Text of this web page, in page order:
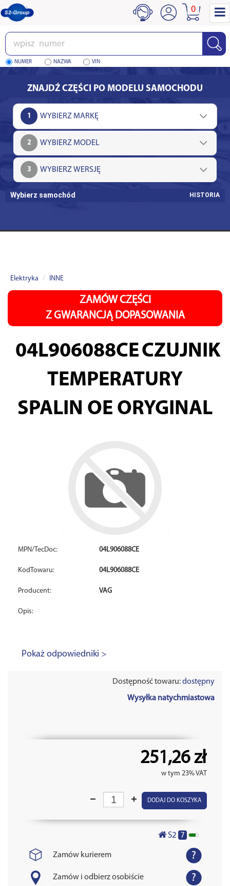
Wpisz
numer
NUMER NAZWA VIN
0
ZNAJDŹ CZĘŚCI PO MODELU SAMOCHODU
1
2
3
Wybierz samochód HISTORIA
Elektryka INNE
ZAMÓW CZĘŚCI
Z GWARANCJĄ DOPASOWANIA
04L906088CECZUJNIK
TEMPERATURY
SPALIN OE ORYGINAL
MPN/TecDoc: 04L906088CE
KodTowaru: 04L906088CE
Producent: VAG
Opis:
Pokaż odpowiedniki >
Dostępność towaru:dostępny
Wysyłka natychmiastowa
251,26 zł
w tym 23% VAT
DODAJ DO KOSZYKA
S2 7
Zamów kurierem
Zamów i odbierz osobiście